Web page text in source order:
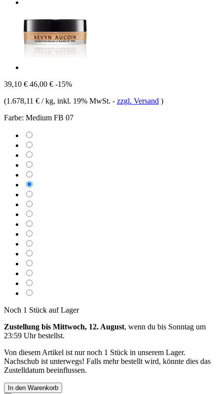
39,10 € 46,00 € -15%
(1.678,11 € / kg, inkl. 19% MwSt. - zzgl. Versand )
Farbe: Medium FB 07
Noch 1 Stück auf Lager
Zustellung bis Mittwoch, 12. August, wenn du bis Sonntag um
23:59 Uhrbestellst.
Von diesem Artikel ist nur noch 1 Stück in unserem Lager.
Nachschub ist unterwegs! Falls mehr bestellt wird, könnte dies das
Zustelldatum beeinflussen.
In den Warenkorb